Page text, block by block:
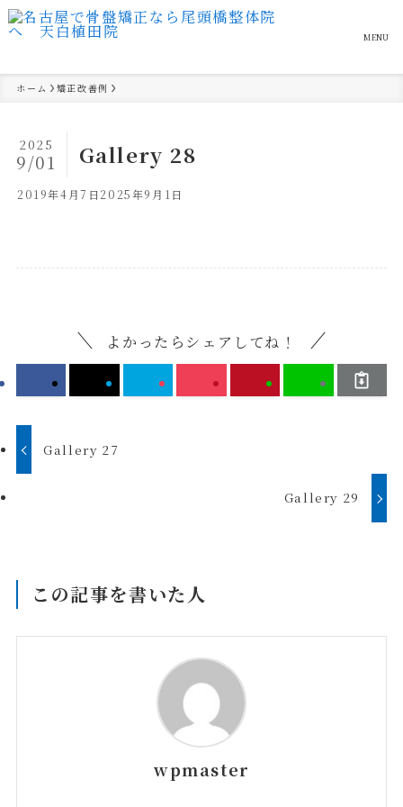
MENU
ホーム 矯正改善例
Gallery 28
2025
9/01
2019年4月7日2025年9月1日
よかったらシェアしてね！
Gallery 27
Gallery 29
この記事を書いた人
wpmaster